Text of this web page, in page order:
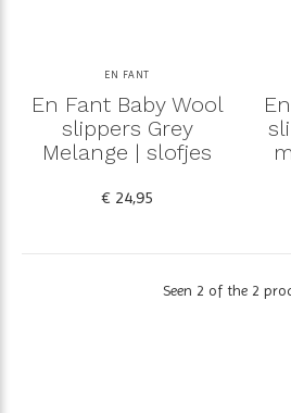
EN FANT
En Fant Baby Wool
slippers Grey
Melange | slofjes
€ 24,95
Seen 2 of the 2